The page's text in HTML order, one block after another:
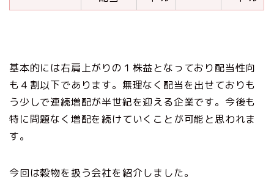
基本的には右肩上がりの１株益となっており配当性向
も４割以下であります。無理なく配当を出せておりも
う少しで連続増配が半世紀を迎える企業です。今後も
特に問題なく増配を続けていくことが可能と思われま
す。
今回は穀物を扱う会社を紹介しました。